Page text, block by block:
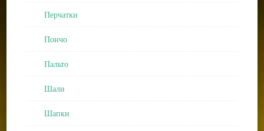
Перчатки
Пончо
Пальто
Шали
Шапки